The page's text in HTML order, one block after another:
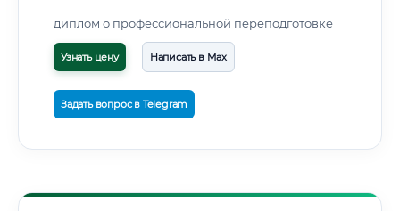
диплом о профессиональной переподготовке
Узнать цену Написать в Max
Задать вопрос в Telegram